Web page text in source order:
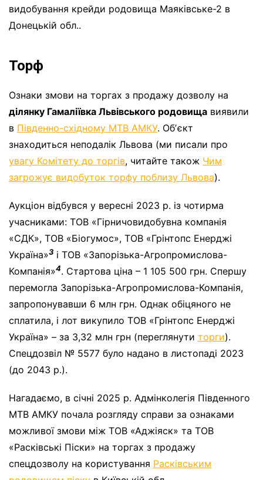
видобування крейди родовища Маяківське-2 в
Донецькій обл..
Торф
Ознаки змови на торгах з продажу дозволу на
ділянку Гамаліївка Львівського родовища виявили
в Південно-східному МТВ АМКУ. Обʼєкт
знаходиться неподалік Львова (ми писали про
увагу Комітету до торгів, читайте також Чим
загрожує видобуток торфу поблизу Львова).
Аукціон відбувся у вересні 2023 р. із чотирма
учасниками: ТОВ «Гірничовидобувна компанія
«СДК», ТОВ «Біогумос», ТОВ «Грінтопс Енерджі
Україна»3 і ТОВ «Запорізька-Агропромислова-
Компанія»4. Стартова ціна – 1 105 500 грн. Спершу
перемогла Запорізька-Агропромислова-Компанія,
запропонувавши 6 млн грн. Однак обіцяного не
сплатила, і лот викупило ТОВ «Грінтопс Енерджі
Україна» – за 3,32 млн грн (переглянути торги).
Спецдозвіл № 5577 було надано в листопаді 2023
(до 2043 р.).
Нагадаємо, в січні 2025 р. Адмінколегія Південного
МТВ АМКУ почала розгляду справи за ознаками
можливої змови між ТОВ «Аджіяск» та ТОВ
«Расківські Піски» на торгах з продажу
спецдозволу на користування Расківським